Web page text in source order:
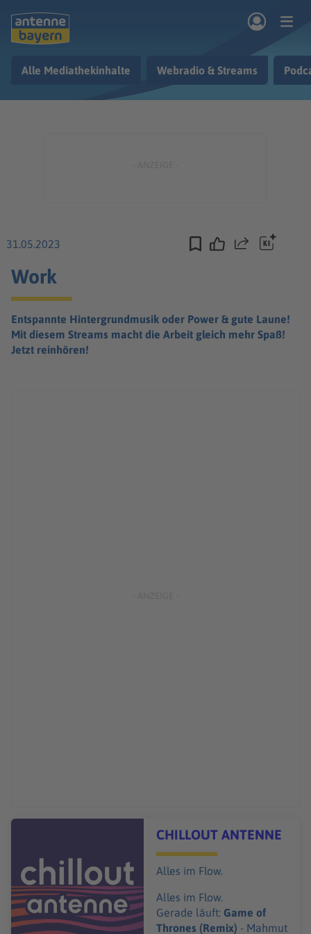
Kontakt
Alle Mediathekinhalte Webradio & Streams
31.05.2023 Teilen
Work
Entspannte Hintergrundmusik oder Power & gute Laune!
Mit diesem Streams macht die Arbeit gleich mehr Spaß!
Jetzt reinhören!
Audiotitel - CHILLOUT ANTENNE
CHILLOUT ANTENNE
Alles im Flow.
Alles im Flow.
Gerade läuft: Game of
Thrones (Remix) - Mahmut